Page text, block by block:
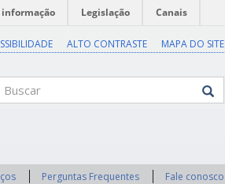
informação Legislação Canais
ALTO CONTRASTE MAPA DO SITE
Perguntas Frequentes Fale conosco